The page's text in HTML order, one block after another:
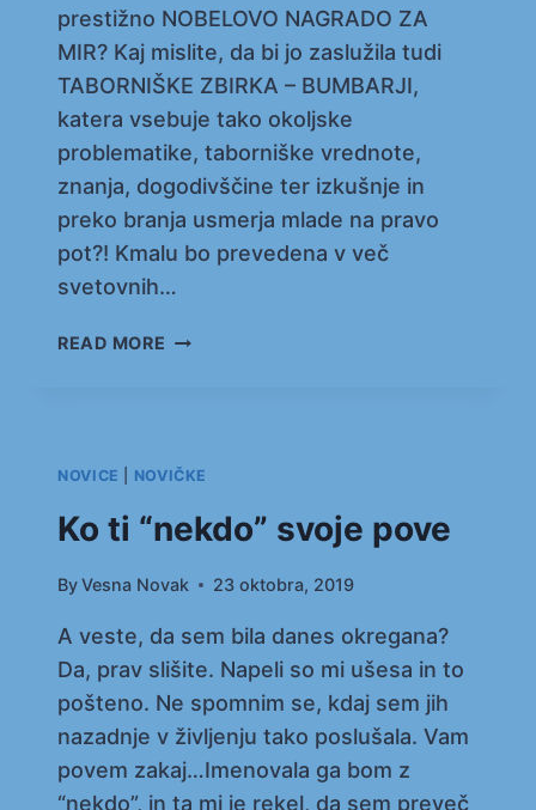
prestižno NOBELOVO NAGRADO ZA
MIR? Kaj mislite, da bi jo zaslužila tudi
TABORNIŠKE ZBIRKA – BUMBARJI,
katera vsebuje tako okoljske
problematike, taborniške vrednote,
znanja, dogodivščine ter izkušnje in
preko branja usmerja mlade na pravo
pot?! Kmalu bo prevedena v več
svetovnih…
READ MORE TABORNIKI
NOBELOVO
ZA
NOVICE NOVIČKE
Ko ti “nekdo” svoje pove
ByVesna Novak 23 oktobra, 2019
A veste, da sem bila danes okregana?
Da, prav slišite. Napeli so mi ušesa in to
pošteno. Ne spomnim se, kdaj sem jih
nazadnje v življenju tako poslušala. Vam
povem zakaj…Imenovala ga bom z
“nekdo”, in ta mi je rekel, da sem preveč